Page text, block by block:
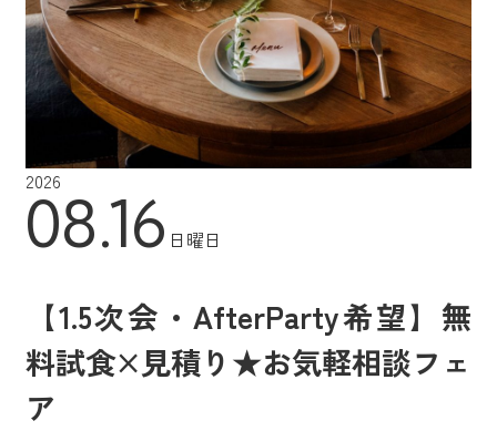
2026
08.16 日曜日
【1.5次会・AfterParty希望】無
料試食×見積り★お気軽相談フェ
ア